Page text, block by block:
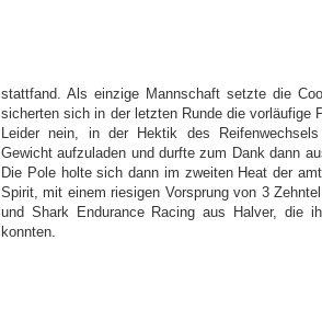
stattfand. Als einzige Mannschaft setzte die
sicherten sich in der letzten Runde die vorläufige
Leider nein, in der Hektik des
Gewicht aufzuladen und durfte zum Dank dann
Die Pole holte sich dann im zweiten Heat der
Spirit, mit einem riesigen Vorsprung von 3
und Shark Endurance Racing aus Halver, die
konnten.